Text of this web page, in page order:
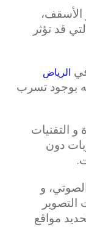
الأسقف،
قد تؤثر
الرياض
بوجود تسرب
التقنيات
دون
و
مواقع